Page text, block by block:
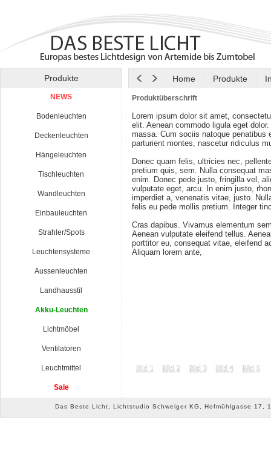
Produkte Home Produkte
NEWS
Bodenleuchten
Deckenleuchten
Hängeleuchten
Tischleuchten
Wandleuchten
Einbauleuchten
Strahler/Spots
Leuchtensysteme
Aussenleuchten
Landhausstil
Akku-Leuchten
Lichtmöbel
Ventilatoren
Leuchtmittel
Sale
Produktüberschrift
Lorem ipsum dolor sit amet,
elit. Aenean commodo ligula eget dolor.
massa. Cum sociis natoque penatibus
parturient montes, nascetur ridiculus
Donec quam felis, ultricies nec,
pretium quis, sem. Nulla consequat
enim. Donec pede justo, fringilla vel,
vulputate eget, arcu. In enim justo,
imperdiet a, venenatis vitae, justo.
felis eu pede mollis pretium. Integer
Cras dapibus. Vivamus elementum
Aenean vulputate eleifend tellus.
porttitor eu, consequat vitae, eleifend
Aliquam lorem ante,
Das Beste Licht, Lichtstudio Schweiger KG, Hofmühlgasse